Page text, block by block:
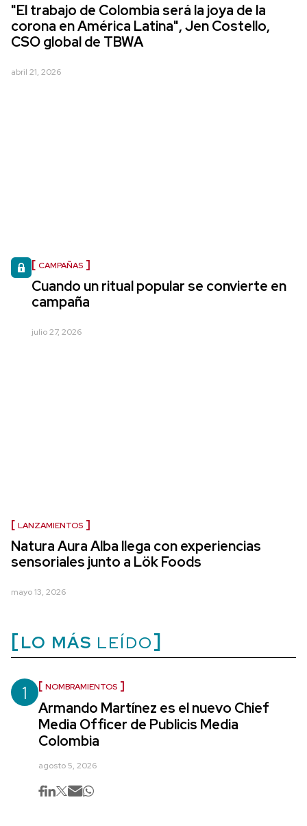
"El trabajo de Colombia será la joya de la
corona en América Latina", Jen Costello,
CSO global de TBWA
abril 21, 2026
CAMPAÑAS
Cuando un ritual popular se convierte en
campaña
julio 27, 2026
LANZAMIENTOS
Natura Aura Alba llega con experiencias
sensoriales junto a Lök Foods
mayo 13, 2026
LO MÁS LEÍDO
1 NOMBRAMIENTOS
Armando Martínez es el nuevo Chief
Media Officer de Publicis Media
Colombia
agosto 5, 2026